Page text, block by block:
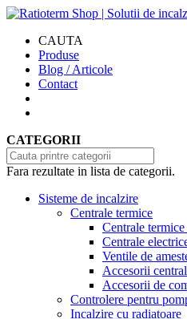
CAUTA
Produse
Blog / Articole
Contact
CATEGORII
Fara rezultate in lista de categorii.
Sisteme de incalzire
Centrale termice
Centrale termice
Centrale
Ventile de
Accesorii
Accesorii de
Controlere pentru
Incalzire cu radiatoare